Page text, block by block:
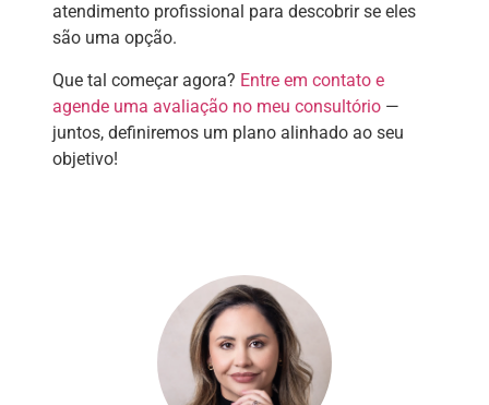
atendimento profissional para descobrir se eles
são uma opção.
Que tal começar agora? Entre em contato e
agende uma avaliação no meu consultório —
juntos, definiremos um plano alinhado ao seu
objetivo!